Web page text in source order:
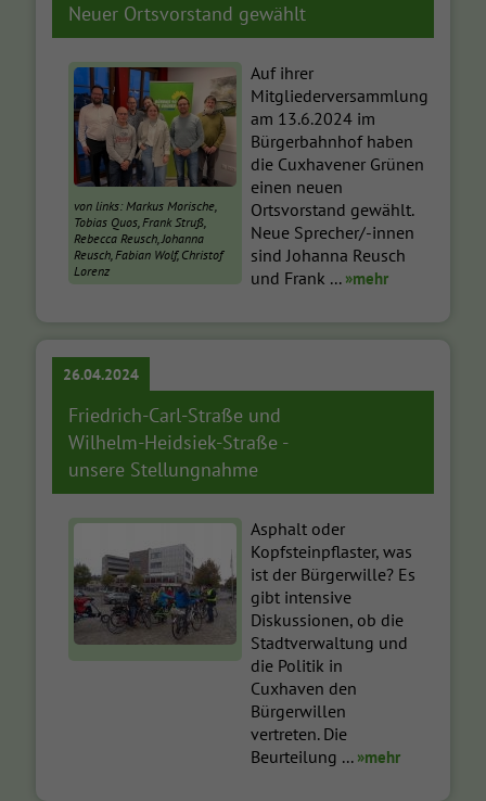
Neuer Ortsvorstand gewählt
von links: Markus Morische,
Tobias Quos, Frank Struß,
Rebecca Reusch, Johanna
Reusch, Fabian Wolf, Christof
Lorenz
Auf ihrer
Mitgliederversammlung
am 13.6.2024 im
Bürgerbahnhof haben
die Cuxhavener Grünen
einen neuen
Ortsvorstand gewählt.
Neue Sprecher/-innen
sind Johanna Reusch
und Frank ... »mehr
26.04.2024
Friedrich-Carl-Straße und
Wilhelm-Heidsiek-Straße -
unsere Stellungnahme
Asphalt oder
Kopfsteinpflaster, was
ist der Bürgerwille? Es
gibt intensive
Diskussionen, ob die
Stadtverwaltung und
die Politik in
Cuxhaven den
Bürgerwillen
vertreten. Die
Beurteilung ... »mehr